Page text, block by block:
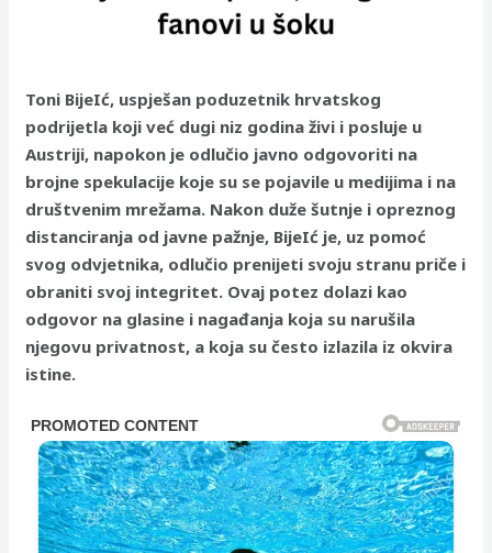
Toni BijeIć, uspješan poduzetnik hrvatskog
podrijetla koji već dugi niz godina živi i posluje u
Austriji, napokon je odlučio javno odgovoriti na
brojne spekulacije koje su se pojavile u medijima i na
društvenim mrežama. Nakon duže šutnje i opreznog
distanciranja od javne pažnje, BijeIć je, uz pomoć
svog odvjetnika, odlučio prenijeti svoju stranu priče i
obraniti svoj integritet. Ovaj potez dolazi kao
odgovor na glasine i nagađanja koja su narušila
njegovu privatnost, a koja su često izlazila iz okvira
istine.